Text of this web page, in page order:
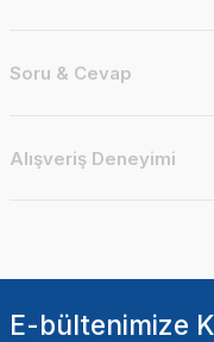
Soru & Cevap
Alışveriş Deneyimi
E-bültenimize